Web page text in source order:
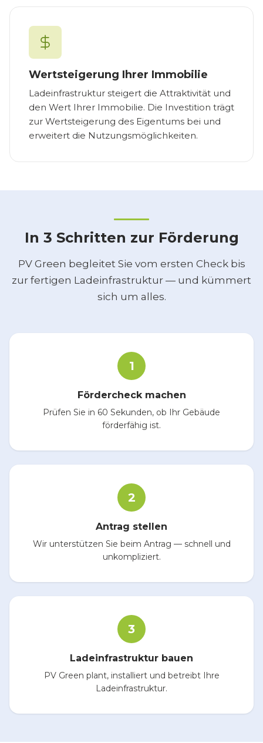
Wertsteigerung Ihrer Immobilie
Ladeinfrastruktur steigert die Attraktivität und
den Wert Ihrer Immobilie. Die Investition trägt
zur Wertsteigerung des Eigentums bei und
erweitert die Nutzungsmöglichkeiten.
In 3 Schritten zur Förderung
PV Green begleitet Sie vom ersten Check bis
zur fertigen Ladeinfrastruktur — und kümmert
sich um alles.
1
Fördercheck machen
Prüfen Sie in 60 Sekunden, ob Ihr Gebäude
förderfähig ist.
2
Antrag stellen
Wir unterstützen Sie beim Antrag — schnell und
unkompliziert.
3
Ladeinfrastruktur bauen
PV Green plant, installiert und betreibt Ihre
Ladeinfrastruktur.